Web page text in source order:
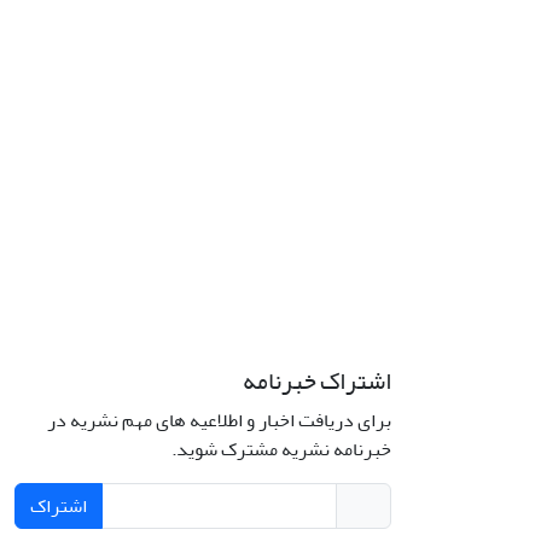
اشتراک خبرنامه
برای دریافت اخبار و اطلاعیه های مهم نشریه در
خبرنامه نشریه مشترک شوید.
اشتراک